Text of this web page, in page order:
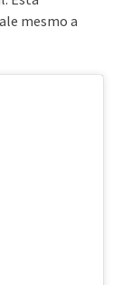
mesmo a